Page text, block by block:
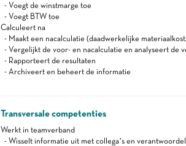
- Voegt de winstmarge toe
- Voegt BTW toe
Calculeert na
- Maakt een nacalculatie (daadwerkelijke
- Vergelijkt de voor- en nacalculatie en analyseert de
- Rapporteert de resultaten
- Archiveert en beheert de informatie
Transversale competenties
Werkt in teamverband
- Wisselt informatie uit met collega’s en